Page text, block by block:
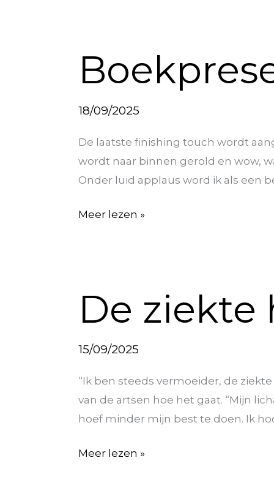
18/09/2025
De laatste finishing touch wordt
wordt naar binnen gerold en wow,
Onder luid applaus word ik als een
Meer lezen »
De ziekte
15/09/2025
“Ik ben steeds vermoeider, de
van de artsen hoe het gaat. “Mijn
hoef minder mijn best te doen. Ik
ziekte
haalt
in
Meer lezen »